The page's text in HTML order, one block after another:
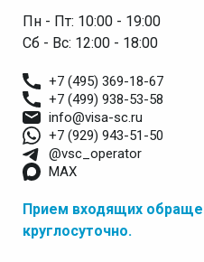
Пн - Пт: 10:00 - 19:00
Сб - Вс: 12:00 - 18:00
+7 (495) 369-18-67
+7 (499) 938-53-58
info@visa-sc.ru
+7 (929) 943-51-50
@vsc_operator
MAX
Прием входящих
круглосуточно.